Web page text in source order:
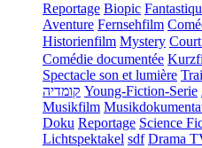
Reportage Biopic
Aventure Fernsehfilm
Historienfilm Mystery
Comédie documentée
Spectacle son et lumière
קומדיה Young-Fiction-Serie
Musikfilm
Doku Reportage Science
Lichtspektakel sdf Drama